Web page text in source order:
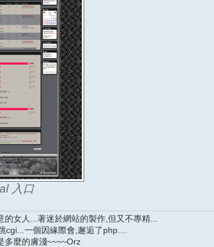
入口
的女人...著迷於網站的製作,但又不專精...
cgi...一個因緣際會,邂逅了php....
多麼的膚淺~~~~Orz